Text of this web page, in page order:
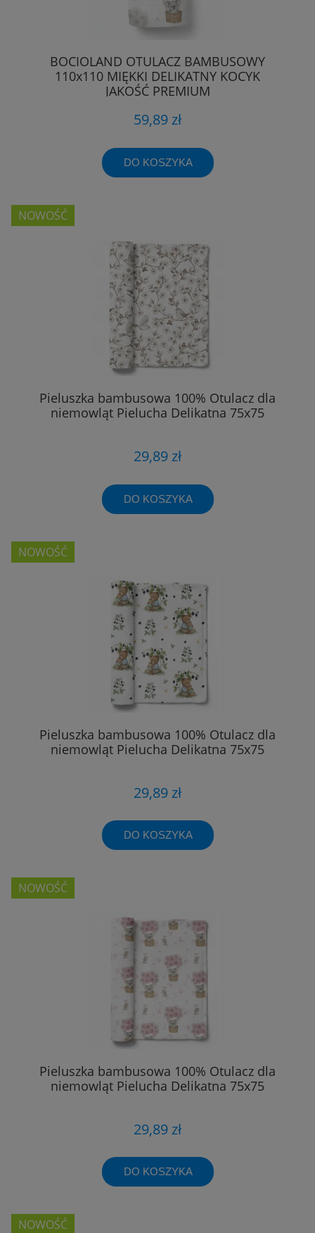
BOCIOLAND OTULACZ BAMBUSOWY
110x110 MIĘKKI DELIKATNY KOCYK
JAKOŚĆ PREMIUM
59,89 zł
DO KOSZYKA
Pieluszka bambusowa 100% Otulacz dla
niemowląt Pielucha Delikatna 75x75
29,89 zł
DO KOSZYKA
NOWOŚĆ
Pieluszka bambusowa 100% Otulacz dla
niemowląt Pielucha Delikatna 75x75
29,89 zł
DO KOSZYKA
NOWOŚĆ
Pieluszka bambusowa 100% Otulacz dla
niemowląt Pielucha Delikatna 75x75
29,89 zł
DO KOSZYKA
NOWOŚĆ
NOWOŚĆ